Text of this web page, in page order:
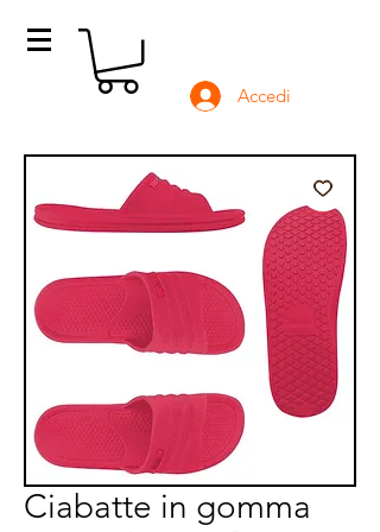
Accedi
Ciabatte in gomma